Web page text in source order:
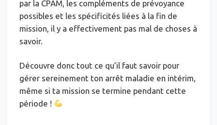
par la CPAM, les compléments de prévoyance
possibles et les spécificités liées à la fin de
mission, il y a effectivement pas mal de choses à
savoir.
Découvre donc tout ce qu’il faut savoir pour
gérer sereinement ton arrêt maladie en intérim,
même si ta mission se termine pendant cette
période !